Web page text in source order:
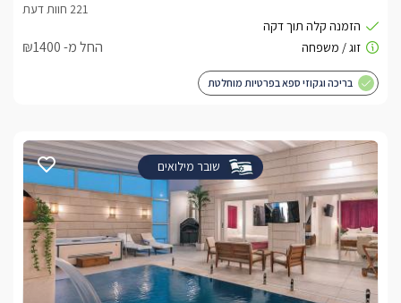
החל מ- ₪1400
בריכה וגקוזי ספא בפרטיות מוחלטת
שובר מילואים